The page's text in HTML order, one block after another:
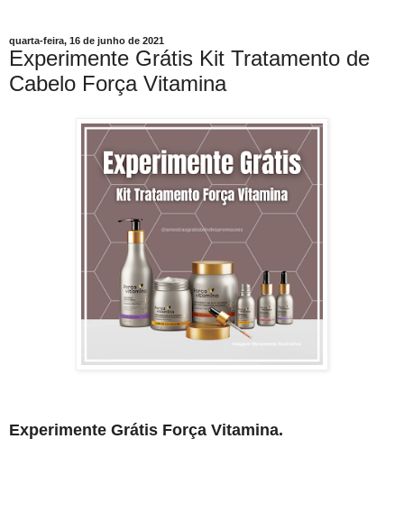
quarta-feira, 16 de junho de 2021
Experimente Grátis Kit Tratamento de
Cabelo Força Vitamina
Experimente Grátis Força Vitamina.